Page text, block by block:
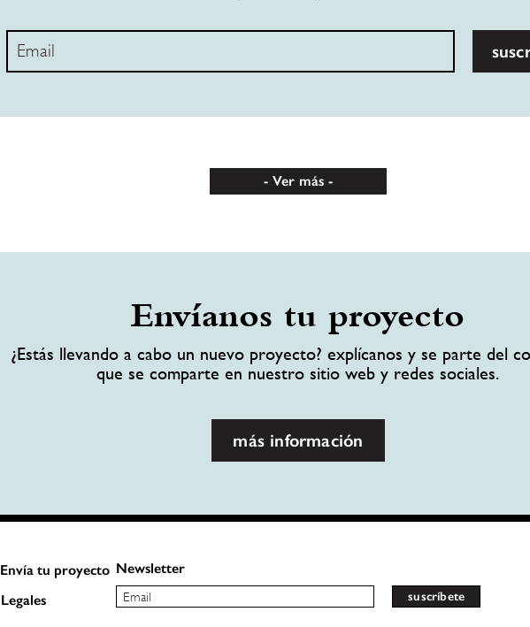
Ver más
Envíanos tu proyecto
¿Estás llevando a cabo un nuevo proyecto? explícanos y se parte del
que se comparte en nuestro sitio web y redes sociales.
más información
Envía tu proyecto
Legales
Newsletter
suscríbete